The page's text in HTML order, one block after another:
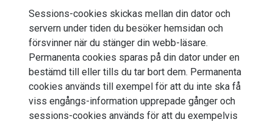
Sessions-cookies skickas mellan din dator och
servern under tiden du besöker hemsidan och
försvinner när du stänger din webb-läsare.
Permanenta cookies sparas på din dator under en
bestämd till eller tills du tar bort dem. Permanenta
cookies används till exempel för att du inte ska få
viss engångs-information upprepade gånger och
sessions-cookies används för att du exempelvis